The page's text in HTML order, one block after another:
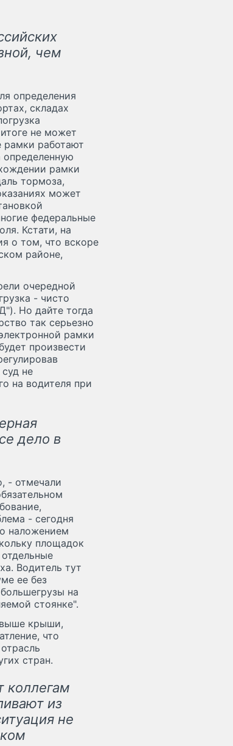
чем
определения
складах
не может
рамки работают
определенную
рамки
тормоза,
может
федеральные
Кстати, на
о том, что вскоре
районе,
очередной
- чисто
Но дайте тогда
так серьезно
рамки
произвести
не
на водителя при
дело в
- отмечали
- сегодня
наложением
площадок
Водитель тут
ее без
на
стоянке".
крыши,
что
стран.
коллегам
из
не